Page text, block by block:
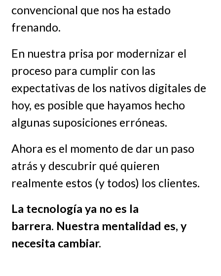
convencional que nos ha estado
frenando.
En nuestra prisa por modernizar el
proceso para cumplir con las
expectativas de los nativos digitales de
hoy, es posible que hayamos hecho
algunas suposiciones erróneas.
Ahora es el momento de dar un paso
atrás y descubrir qué quieren
realmente estos (y todos) los clientes.
La tecnología ya no es la
barrera. Nuestra mentalidad es, y
necesita cambiar.